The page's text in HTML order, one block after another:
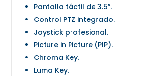
Pantalla táctil de 3.5″.
Control PTZ integrado.
Joystick profesional.
Picture in Picture (PIP).
Chroma Key.
Luma Key.